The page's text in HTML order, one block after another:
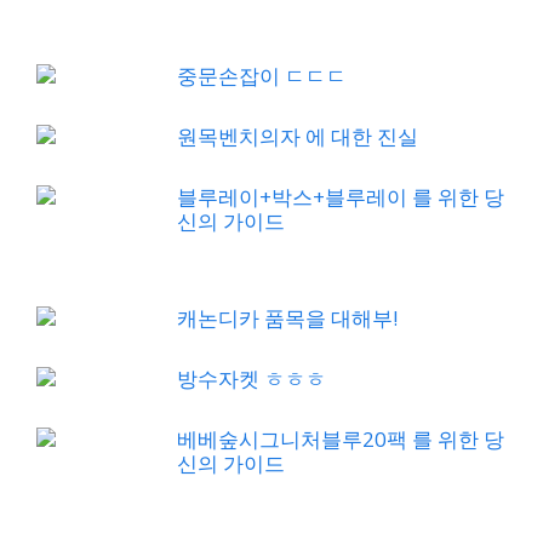
중문손잡이 ㄷㄷㄷ
원목벤치의자 에 대한 진실
블루레이+박스+블루레이 를 위한 당
신의 가이드
캐논디카 품목을 대해부!
방수자켓 ㅎㅎㅎ
베베숲시그니처블루20팩 를 위한 당
신의 가이드